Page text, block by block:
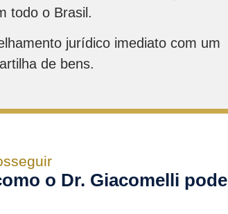
todo o Brasil.
jurídico imediato com um
de bens.
o Dr. Giacomelli pode